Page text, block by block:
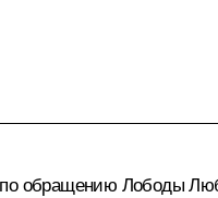
обращению Лободы